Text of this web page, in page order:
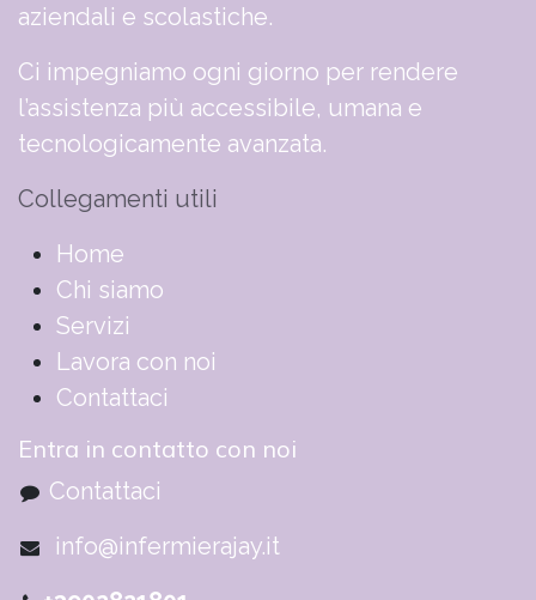
aziendali e scolastiche.
Ci impegniamo ogni giorno per rendere
l’assistenza più accessibile, umana e
tecnologicamente avanzata.
Collegamenti utili
​​​​​​​​​​​​​​​​H​o​m​e
Chi siamo
Servizi
Lavora con noi
Contattaci
Entra in contatto con noi
Contattaci
info@infermierajay.it